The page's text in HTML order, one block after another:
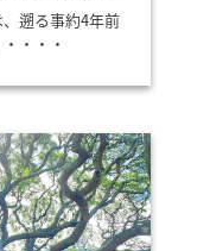
遡る事約4年前
・・・